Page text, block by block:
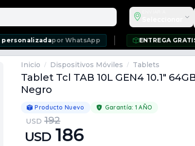
por WhatsApp ENTREGA GRATIS a
Inicio / Dispositivos Móviles / Tablets
Tablet Tcl TAB 10L GEN4 10.1"
Negro
Producto Nuevo Garantía: 1 AÑO
USD 192
USD 186